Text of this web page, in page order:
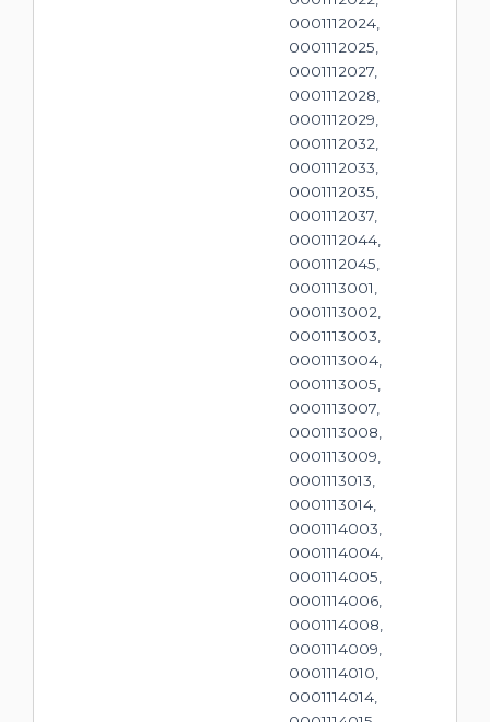
0001112024,
0001112025,
0001112027,
0001112028,
0001112029,
0001112032,
0001112033,
0001112035,
0001112037,
0001112044,
0001112045,
0001113001,
0001113002,
0001113003,
0001113004,
0001113005,
0001113007,
0001113008,
0001113009,
0001113013,
0001113014,
0001114003,
0001114004,
0001114005,
0001114006,
0001114008,
0001114009,
0001114010,
0001114014,